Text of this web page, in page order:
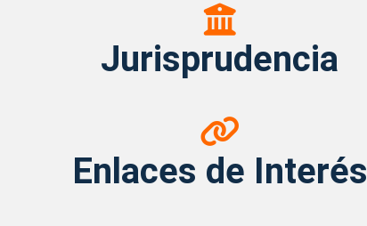
Jurisprudencia
Jurisprudencia
de
Interés
Enlaces de Interés